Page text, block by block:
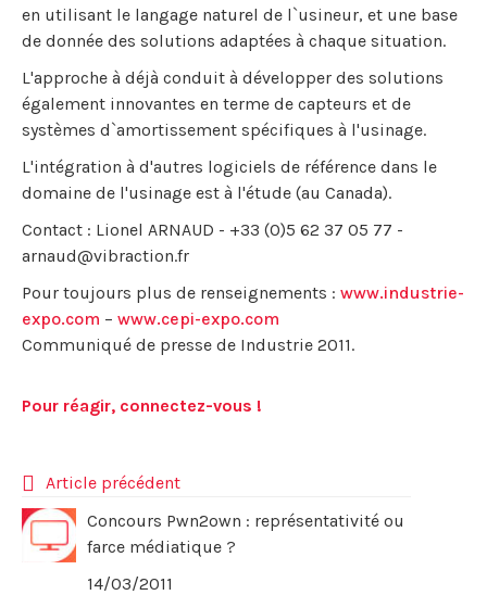
en utilisant le langage naturel de l`usineur, et une base
de donnée des solutions adaptées à chaque situation.
L'approche à déjà conduit à développer des solutions
également innovantes en terme de capteurs et de
systèmes d`amortissement spécifiques à l'usinage.
L'intégration à d'autres logiciels de référence dans le
domaine de l'usinage est à l'étude (au Canada).
Contact : Lionel ARNAUD - +33 (0)5 62 37 05 77 -
arnaud@vibraction.fr
Pour toujours plus de renseignements : www.industrie-
expo.com – www.cepi-expo.com
Communiqué de presse de Industrie 2011.
Pour réagir, connectez-vous !
Article précédent
Concours Pwn2own : représentativité ou
farce médiatique ?
14/03/2011